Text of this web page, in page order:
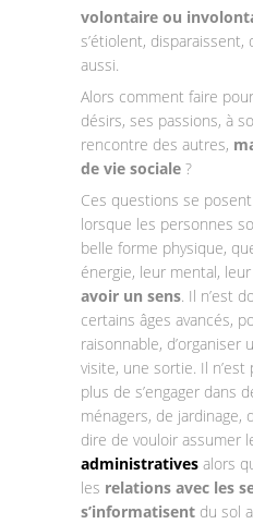
volontaire ou
s’étiolent, disparaissent,
aussi.
Alors comment faire
désirs, ses passions, à
rencontre des autres,
de vie sociale ?
Ces questions se
lorsque les personnes
belle forme physique,
énergie, leur mental,
avoir un sens. Il n’est
certains âges avancés,
raisonnable, d’organiser
visite, une sortie. Il
plus de s’engager dans
ménagers, de jardinage,
dire de vouloir assumer
administratives alors
les relations avec les
s’informatisent du sol